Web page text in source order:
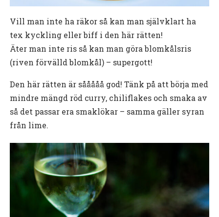
Vill man inte ha räkor så kan man självklart ha
tex kyckling eller biff i den här rätten!
Äter man inte ris så kan man göra blomkålsris
(riven förvälld blomkål) – supergott!
Den här rätten är sååååå god! Tänk på att börja med
mindre mängd röd curry, chiliflakes och smaka av
så det passar era smaklökar – samma gäller syran
från lime.